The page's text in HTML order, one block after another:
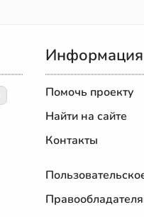
Информация
Помочь проекту
Найти на сайте
Контакты